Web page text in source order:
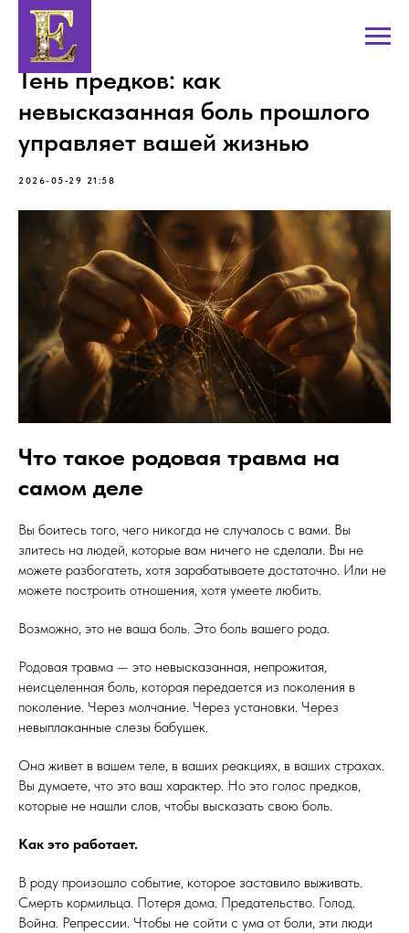
Тень предков: как
невысказанная боль прошлого
управляет вашей жизнью
2026-05-29 21:58
Что такое родовая травма на
самом деле
Вы боитесь того, чего никогда не случалось с вами. Вы
злитесь на людей, которые вам ничего не сделали. Вы не
можете разбогатеть, хотя зарабатываете достаточно. Или не
можете построить отношения, хотя умеете любить.
Возможно, это не ваша боль. Это боль вашего рода.
Родовая травма — это невысказанная, непрожитая,
неисцеленная боль, которая передается из поколения в
поколение. Через молчание. Через установки. Через
невыплаканные слезы бабушек.
Она живет в вашем теле, в ваших реакциях, в ваших страхах.
Вы думаете, что это ваш характер. Но это голос предков,
которые не нашли слов, чтобы высказать свою боль.
Как это работает.
В роду произошло событие, которое заставило выживать.
Смерть кормильца. Потеря дома. Предательство. Голод.
Война. Репрессии. Чтобы не сойти с ума от боли, эти люди